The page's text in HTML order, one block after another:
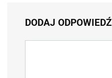
DODAJ ODPOWIEDŹ